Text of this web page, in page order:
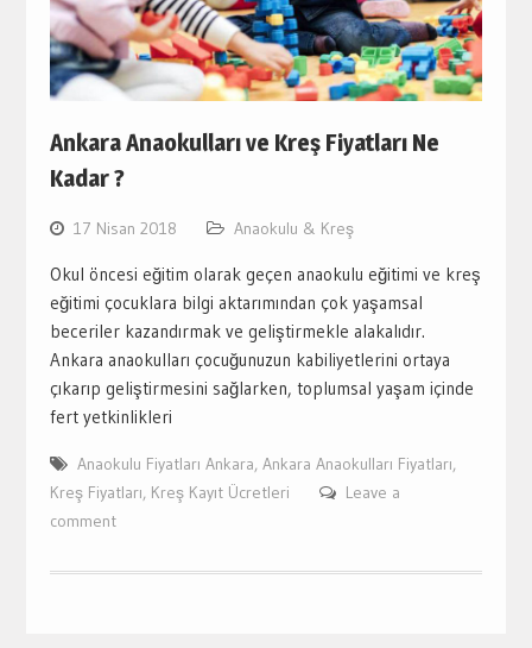
Ankara Anaokulları ve Kreş Fiyatları Ne
Kadar ?
17 Nisan 2018 Anaokulu & Kreş
Okul öncesi eğitim olarak geçen anaokulu eğitimi ve kreş
eğitimi çocuklara bilgi aktarımından çok yaşamsal
beceriler kazandırmak ve geliştirmekle alakalıdır.
Ankara anaokulları çocuğunuzun kabiliyetlerini ortaya
çıkarıp geliştirmesini sağlarken, toplumsal yaşam içinde
fert yetkinlikleri
Anaokulu Fiyatları Ankara, Ankara Anaokulları Fiyatları,
Kreş Fiyatları, Kreş Kayıt Ücretleri
Leave a
comment